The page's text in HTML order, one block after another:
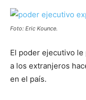
Foto: Eric Kounce.
El poder ejecutivo
a los extranjeros
en el país.